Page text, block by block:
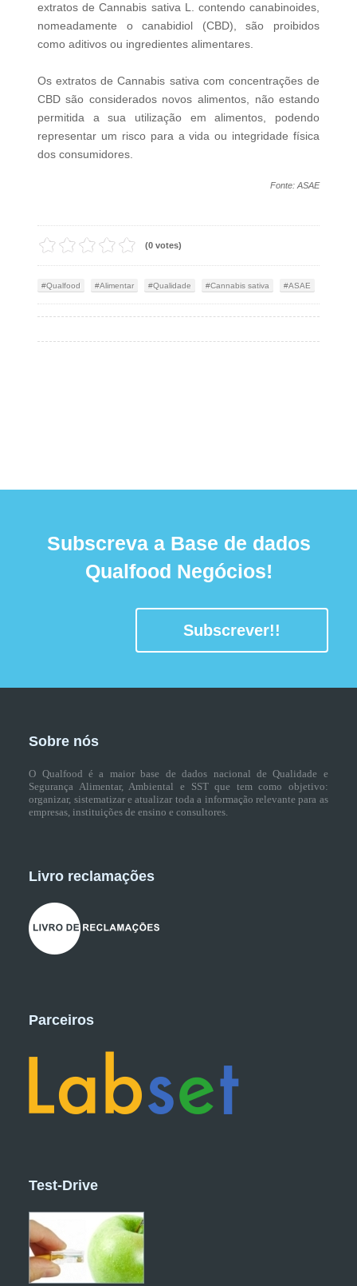
extratos de Cannabis sativa L. contendo canabinoides,
nomeadamente o canabidiol (CBD), são proibidos
como aditivos ou ingredientes alimentares.
Os extratos de Cannabis sativa com concentrações de
CBD são considerados novos alimentos, não estando
permitida a sua utilização em alimentos, podendo
representar um risco para a vida ou integridade física
dos consumidores.
Fonte: ASAE
(0 votes)
Qualfood Alimentar Qualidade Cannabis sativa ASAE
Subscreva a Base de dados
Qualfood Negócios!
Subscrever!!
Sobre nós
O Qualfood é a maior base de dados nacional de Qualidade e
Segurança Alimentar, Ambiental e SST que tem como objetivo:
organizar, sistematizar e atualizar toda a informação relevante para as
empresas, instituições de ensino e consultores.
Livro reclamações
Parceiros
Test-Drive